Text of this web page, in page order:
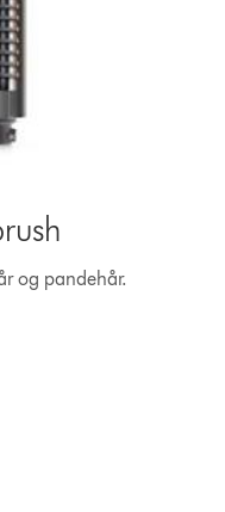
og pandehår.